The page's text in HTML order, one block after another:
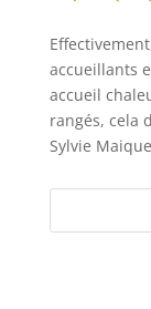
accueillants
accueil
rangés, cela
Sylvie